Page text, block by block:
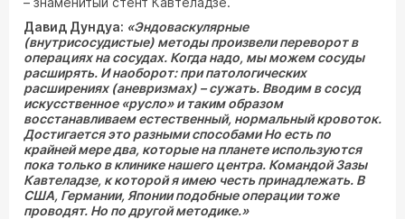
Давид Дундуа: «Эндоваскулярные
(внутрисосудистые) методы произвели переворот в
операциях на сосудах. Когда надо, мы можем сосуды
расширять. И наоборот: при патологических
расширениях (аневризмах) – сужать. Вводим в сосуд
искусственное «русло» и таким образом
восстанавливаем естественный, нормальный кровоток.
Достигается это разными способами Но есть по
крайней мере два, которые на планете используются
пока только в клинике нашего центра. Командой Зазы
Кавтеладзе, к которой я имею честь принадлежать. В
США, Германии, Японии подобные операции тоже
проводят. Но по другой методике.»